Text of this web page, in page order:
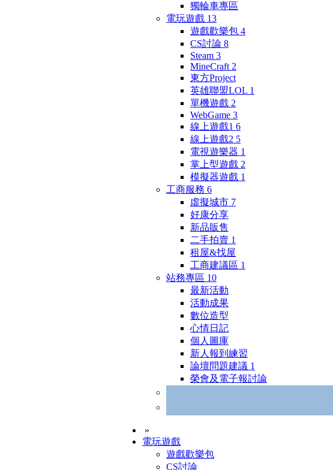
獨輪車專區
電玩遊戲 13
遊戲歡樂包 4
CS討論 8
Steam 3
MineCraft 2
東方Project
英雄聯盟LOL 1
單機遊戲 2
WebGame 3
線上遊戲1 6
線上遊戲2 5
電視遊樂器 1
掌上型遊戲 2
模擬器遊戲 1
工商服務 6
虛擬城市 7
好康分享
新品販售
二手拍賣 1
租屋&找屋
工商建議區 1
站務專區 10
最新活動
活動成果
數位造型
心情日記
個人圖庫
新人報到練習
論壇問題建議 1
榮會及電子報討論
»
電玩遊戲
遊戲歡樂包
CS討論